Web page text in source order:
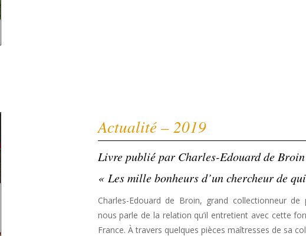
Actualité – 2019
Livre publié par Charles-Edouard de Broin
« Les mille bonheurs d’un chercheur de
Charles-Edouard de Broin, grand collectionneur de
nous parle de la relation qu’il entretient avec cette
France. À travers quelques pièces maîtresses de sa